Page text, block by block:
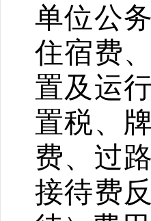
单位公
住宿费
置及运
置税、
费、过
接待费